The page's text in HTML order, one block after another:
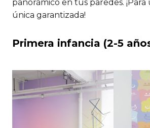
panorámico en tus paredes.
única garantizada!
Primera infancia (2-5